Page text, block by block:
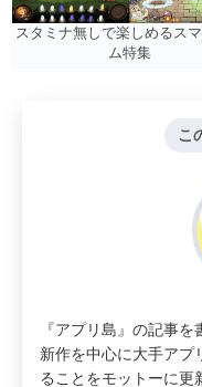
スタミナ無しで楽しめるス
ム特集
こ
『アプリ島』の記事
新作を中心に大手アプ
ることをモットーに更